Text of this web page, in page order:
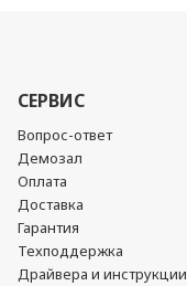
СЕРВИС
Вопрос-ответ
Демозал
Оплата
Доставка
Гарантия
Техподдержка
Драйвера и инструкции